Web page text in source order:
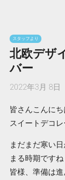
スタッフより
北欧デザ
バー
2022年3月 8日
皆さんこんにち
スイートデコ
まだまだ寒い
まる時期ですね
皆様、準備は